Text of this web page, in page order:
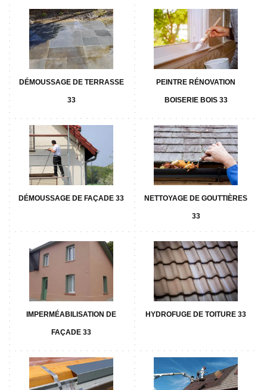
DÉMOUSSAGE DE TERRASSE
33
PEINTRE RÉNOVATION
BOISERIE BOIS 33
DÉMOUSSAGE DE FAÇADE 33 NETTOYAGE DE GOUTTIÈRES
33
IMPERMÉABILISATION DE
FAÇADE 33
HYDROFUGE DE TOITURE 33